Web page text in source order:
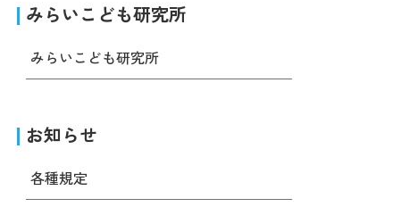
みらいこども研究所
みらいこども研究所
お知らせ
各種規定